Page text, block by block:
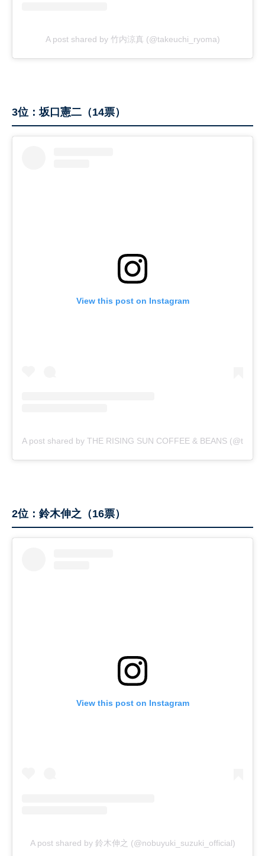
A post shared by 竹内涼真 (@takeuchi_ryoma)
3位：坂口憲二（14票）
View this post on Instagram
A post shared by THE RISING SUN COFFEE & BEANS
2位：鈴木伸之（16票）
View this post on Instagram
A post shared by 鈴木伸之 (@nobuyuki_suzuki_official)